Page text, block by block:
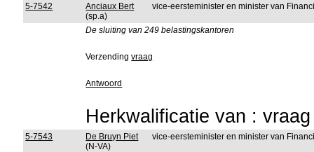
5-7542
Anciaux Bert
(sp.a)
vice-eersteminister en minister van
De sluiting van 249 belastingskantoren
Verzendingvraag
Antwoord
Herkwalificatie van :
5-7543
De Bruyn Piet
(N-VA)
vice-eersteminister en minister van